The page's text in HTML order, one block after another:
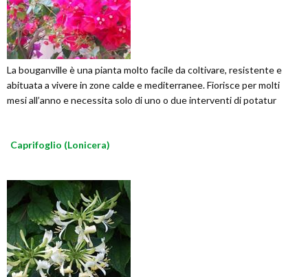
La bouganville è una pianta molto facile da coltivare, resistente e
abituata a vivere in zone calde e mediterranee. Fiorisce per molti
mesi all’anno e necessita solo di uno o due interventi di potatur
Caprifoglio (Lonicera)